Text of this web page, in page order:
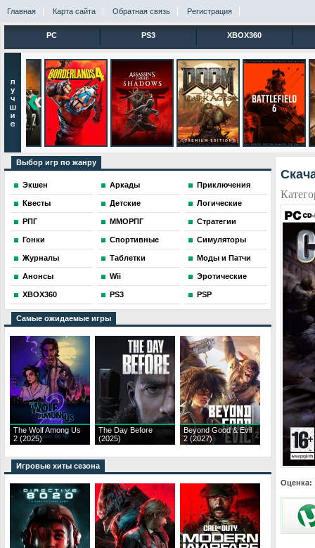
Главная Карта сайта Обратная связь Регистрация
PC PS3 XBOX360
Выбор игр по жанру
Экшен Аркады Приключения
Квесты Детские Логические
РПГ ММОРПГ Стратегии
Гонки Спортивные Симуляторы
Журналы Таблетки Моды и Патчи
Анонсы Wii Эротические
XBOX360 PS3 PSP
Самые ожидаемые игры
The Wolf Among Us
2 (2025)
The Day Before
(2025)
Beyond Good & Evil
2 (2027)
Игровые хиты сезона
Оценка: